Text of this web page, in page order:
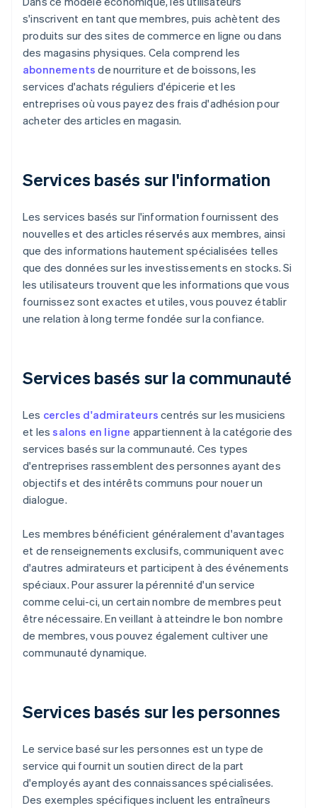
s'inscrivent en tant que membres, puis achètent des
produits sur des sites de commerce en ligne ou dans
des magasins physiques. Cela comprend les
abonnements de nourriture et de boissons, les
services d'achats réguliers d'épicerie et les
entreprises où vous payez des frais d'adhésion pour
acheter des articles en magasin.
Services basés sur l'information
Les services basés sur l'information fournissent des
nouvelles et des articles réservés aux membres, ainsi
que des informations hautement spécialisées telles
que des données sur les investissements en stocks. Si
les utilisateurs trouvent que les informations que vous
fournissez sont exactes et utiles, vous pouvez établir
une relation à long terme fondée sur la confiance.
Services basés sur la communauté
Les cercles d'admirateurs centrés sur les musiciens
et lessalons en ligne appartiennent à la catégorie des
services basés sur la communauté. Ces types
d'entreprises rassemblent des personnes ayant des
objectifs et des intérêts communs pour nouer un
dialogue.
Les membres bénéficient généralement d'avantages
et de renseignements exclusifs, communiquent avec
d'autres admirateurs et participent à des événements
spéciaux. Pour assurer la pérennité d'un service
comme celui-ci, un certain nombre de membres peut
être nécessaire. En veillant à atteindre le bon nombre
de membres, vous pouvez également cultiver une
communauté dynamique.
Services basés sur les personnes
Le service basé sur les personnes est un type de
service qui fournit un soutien direct de la part
d'employés ayant des connaissances spécialisées.
Des exemples spécifiques incluent les entraîneurs